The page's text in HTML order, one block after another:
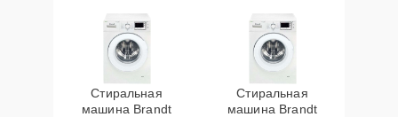
Стиральная
машина Brandt
Стиральная
машина Brandt